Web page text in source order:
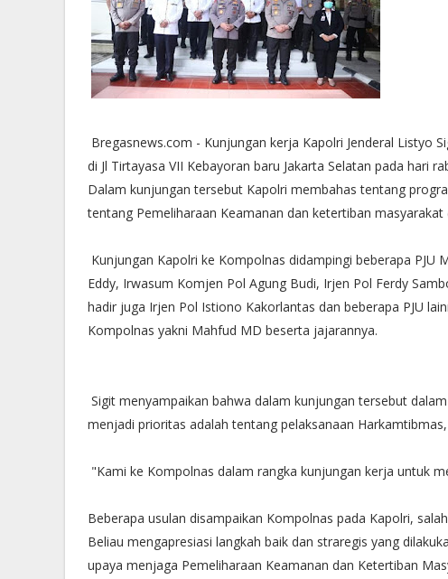
Bregasnews.com - Kunjungan kerja Kapolri Jenderal Listyo
di Jl Tirtayasa VII Kebayoran baru Jakarta Selatan pada hari
Dalam kunjungan tersebut Kapolri membahas tentang
tentang Pemeliharaan Keamanan dan ketertiban masyarakat
Kunjungan Kapolri ke Kompolnas didampingi beberapa
Eddy, Irwasum Komjen Pol Agung Budi, Irjen Pol Ferdy
hadir juga Irjen Pol Istiono Kakorlantas dan beberapa PJU
Kompolnas yakni Mahfud MD beserta jajarannya.
Sigit menyampaikan bahwa dalam kunjungan tersebut
menjadi prioritas adalah tentang pelaksanaan Harkamtibmas,
"Kami ke Kompolnas dalam rangka kunjungan kerja untuk
Beberapa usulan disampaikan Kompolnas pada Kapolri,
Beliau mengapresiasi langkah baik dan straregis yang
upaya menjaga Pemeliharaan Keamanan dan Ketertiban